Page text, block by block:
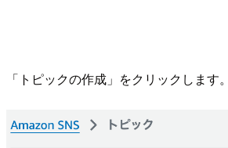
「トピックの作成」をクリックします。